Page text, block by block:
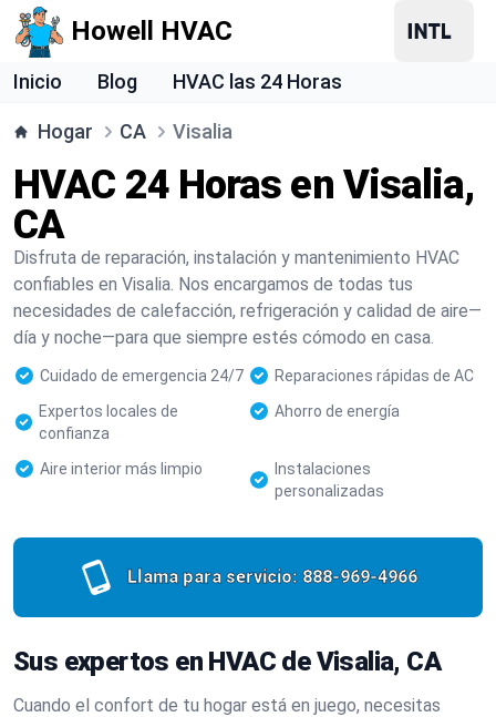
Howell HVAC
Inicio Blog HVAC las 24 Horas
Hogar CA Visalia
HVAC 24 Horas en Visalia,
CA
Disfruta de reparación, instalación y mantenimiento HVAC
confiables en Visalia. Nos encargamos de todas tus
necesidades de calefacción, refrigeración y calidad de aire—
día y noche—para que siempre estés cómodo en casa.
Cuidado de emergencia 24/7
Reparaciones rápidas de AC
Expertos locales de
confianza
Ahorro de energía
Aire interior más limpio
Instalaciones
personalizadas
Llama para servicio: 888-969-4966
Sus expertos en HVAC de Visalia, CA
Cuando el confort de tu hogar está en juego, necesitas